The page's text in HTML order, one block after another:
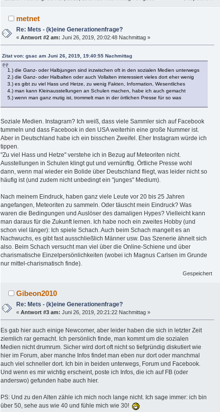
metnet
Re: Mets - (k)eine Generationenfrage?
«Antwort #2 am: Juni 26, 2019, 20:02:48 Nachmittag »
Zitat von: gsac am Juni 26, 2019, 19:40:55 Nachmittag
1.) die Ganz- oder Halbjungen sind inzwischen oft in den sozialen Medien unterwegs
2.) die Ganz- oder Halbalten oder auch Vollalten interessiert vieles dort eher wenig
3.) es gibt zu viel Hass und Hetze, zu wenig Fakten, Information, Wesentliches
4.) man kann Kleinausstellungen an Schulen machen, habe ich auch gemacht
5.) wenn man ganz mutig ist, trommelt man in der örtlichen Presse für so was
Soziale Medien. Instagram? Ich weiß, dass viele Sammler sich auf Facebook
tummeln und dass Facebook in den USA weiterhin eine große Nummer ist.
Aber in Deutschland habe ich ein bisschen Zweifel. Eher Instagram würde ich
tippen.
"Zu viel Hass und Hetze" verstehe ich in Bezug auf Meteoriten nicht.
Ausstellungen in Schulen klingt gut und vernünftig. Örtliche Presse wohl
dann, wenn mal wieder ein Bolide über Deutschland fliegt, was leider nicht so
häufig ist (und zudem nicht unbedingt ein "junges" Medium).
Nach meinem Eindruck, haben ganz viele Leute vor 20 bis 25 Jahren
angefangen, Meteoriten zu sammeln. Oder täuscht mein Eindruck? Was
waren die Bedingungen und Auslöser des damaligen Hypes? Vielleicht kann
man daraus für die Zukunft lernen. Ich habe noch ein zweites Hobby (und
schon viel länger): Ich spiele Schach. Auch beim Schach mangelt es an
Nachwuchs, es gibt fast ausschließlich Männer usw. Das Szenerie ähnelt sich
also. Beim Schach versucht man viel über die Online-Schiene und über
charismatische Einzelpersönlichkeiten (wobei ich Magnus Carlsen im Grunde
nur mittel-charismatisch finde).
Gespeichert
Gibeon2010
Re: Mets - (k)eine Generationenfrage?
«Antwort #3 am: Juni 26, 2019, 20:21:22 Nachmittag »
Es gab hier auch einige Newcomer, aber leider haben die sich in letzter Zeit
ziemlich rar gemacht. Ich persönlich finde, man kommt um die sozialen
Medien nicht drumrum. Sicher wird dort oft nicht so tiefgründig diskutiert wie
hier im Forum, aber manche Infos findet man eben nur dort oder manchmal
auch viel schneller dort. Ich bin in beiden unterwegs, Forum und Facebook.
Und wenn es mir wichtig erscheint, poste ich Infos, die ich auf FB (oder
anderswo) gefunden habe auch hier.
PS: Und zu den Alten zähle ich mich noch lange nicht. Ich sage immer: ich bin
über 50, sehe aus wie 40 und fühle mich wie 30!